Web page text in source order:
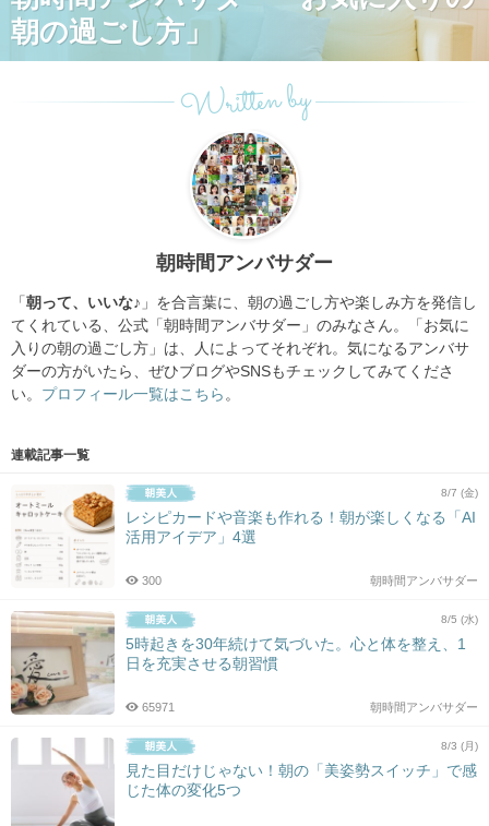
朝の過ごし方」
Written by
朝時間アンバサダー
「 朝って、いいな♪ 」を合言葉に、朝の過ごし方や楽しみ方を発信し
てくれている、公式「朝時間アンバサダー」のみなさん。「お気に
入りの朝の過ごし方」は、人によってそれぞれ。気になるアンバサ
ダーの方がいたら、ぜひブログやSNSもチェックしてみてくださ
い。 プロフィール一覧はこちら 。
連載記事一覧
8/7 (金)
レシピカードや音楽も作れる！朝が楽しくなる「AI
活用アイデア」4選
朝時間アンバサダー
300
8/5 (水)
5時起きを30年続けて気づいた。心と体を整え、1
日を充実させる朝習慣
朝時間アンバサダー
65971
8/3 (月)
見た目だけじゃない！朝の「美姿勢スイッチ」で感
じた体の変化5つ